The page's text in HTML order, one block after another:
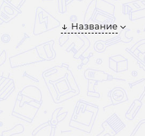
Название